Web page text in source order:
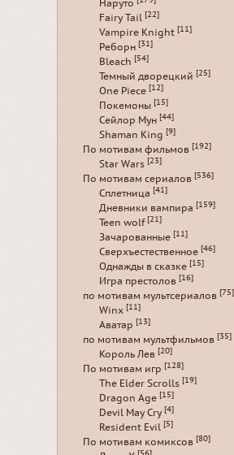
Наруто
Fairy Tail [22]
Vampire Knight [11]
Реборн [31]
Bleach [54]
Темный дворецкий [25]
One Piece [12]
Покемоны [15]
Сейлор Мун [44]
Shaman King [9]
По мотивам фильмов [192]
Star Wars [23]
По мотивам сериалов [536]
Сплетница [41]
Дневники вампира [159]
Teen wolf [21]
Зачарованные [11]
Сверхъестественное [46]
Однажды в сказке [15]
Игра престолов [16]
по мотивам мультсериалов [75]
Winx [11]
Аватар [13]
по мотивам мультфильмов [35]
Король Лев [20]
По мотивам игр [128]
The Elder Scrolls [19]
Dragon Age [15]
Devil May Cry [4]
Resident Evil [5]
По мотивам комиксов [80]